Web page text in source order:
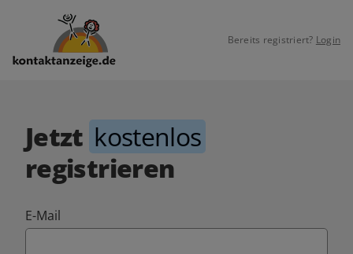
Bereits registriert? Login
Jetzt kostenlos
registrieren
E-Mail